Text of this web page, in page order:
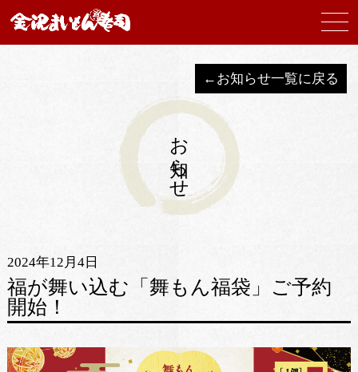
お知らせ
←お知らせ一覧に戻る
2024年12月4日
福が舞い込む「舞もん福袋」ご予約
開始！